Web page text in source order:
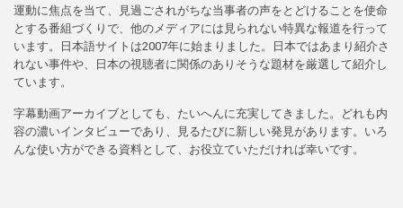
運動に焦点を当て、見過ごされがちな当事者の声をとどけることを使命
とする番組づくりで、他のメディアには見られない特異な報道を行って
います。日本語サイトは2007年に始まりました。日本ではあまり紹介さ
れない事件や、日本の視聴者に関係のありそうな題材を厳選して紹介し
ています。
字幕動画アーカイブとしても、たいへんに充実してきました。どれも内
容の濃いインタビューであり、見るたびに新しい発見があります。いろ
んな使い方ができる資料として、お役立ていただければ幸いです。